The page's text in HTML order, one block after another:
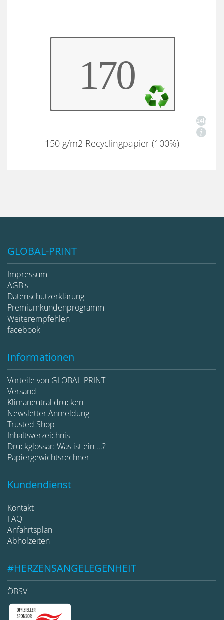
150 g/m2 Recyclingpapier (100%)
GLOBAL-PRINT
Impressum
AGB's
Datenschutzerklärung
Premiumkundenprogramm
Weiterempfehlen
facebook
Informationen
Vorteile von GLOBAL-PRINT
Versand
Klimaneutral drucken
Newsletter Anmeldung
Trusted Shop
Inhaltsverzeichnis
Druckglossar: Was ist ein ...?
Papiergewichtsrechner
Kundendienst
Kontakt
FAQ
Anfahrtsplan
Abholzeiten
#HERZENSANGELEGENHEIT
ÖBSV